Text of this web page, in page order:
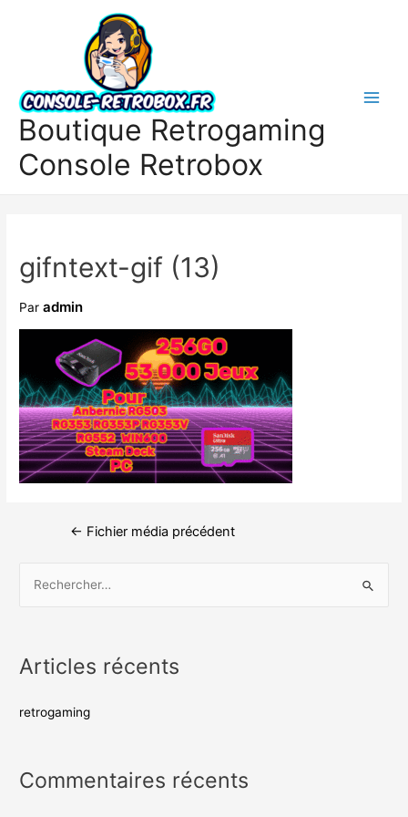
Boutique Retrogaming
Console Retrobox
gifntext-gif (13)
Paradmin
← Fichier média précédent
Articles récents
retrogaming
Commentaires récents